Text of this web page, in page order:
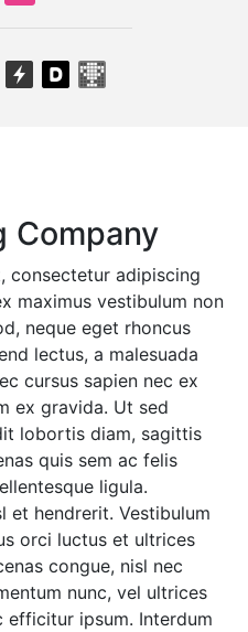
Company
consectetur adipiscing
maximus vestibulum non
neque eget rhoncus
lectus, a malesuada
cursus sapien nec ex
ex gravida. Ut sed
lobortis diam, sagittis
quis sem ac felis
ligula.
et hendrerit. Vestibulum
orci luctus et ultrices
congue, nisl nec
nunc, vel ultrices
efficitur ipsum. Interdum